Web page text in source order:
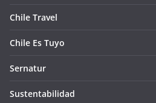
Chile Travel
Chile Es Tuyo
Sernatur
Sustentabilidad